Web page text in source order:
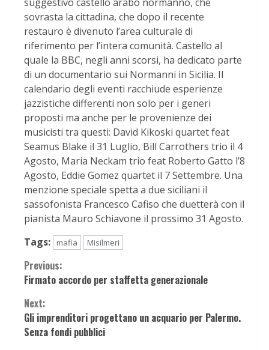
sovrasta la cittadina, che dopo il recente
restauro è divenuto l’area culturale di
riferimento per l’intera comunità. Castello al
quale la BBC, negli anni scorsi, ha dedicato parte
di un documentario sui Normanni in Sicilia. Il
calendario degli eventi racchiude esperienze
jazzistiche differenti non solo per i generi
proposti ma anche per le provenienze dei
musicisti tra questi: David Kikoski quartet feat
Seamus Blake il 31 Luglio, Bill Carrothers trio il 4
Agosto, Maria Neckam trio feat Roberto Gatto l’8
Agosto, Eddie Gomez quartet il 7 Settembre. Una
menzione speciale spetta a due siciliani il
sassofonista Francesco Cafiso che duetterà con il
pianista Mauro Schiavone il prossimo 31 Agosto.
Tags:
mafia Misilmeri
Continue
Reading
Previous:
Firmato accordo per staffetta generazionale
Next:
Gli imprenditori progettano un acquario per Palermo.
Senza fondi pubblici